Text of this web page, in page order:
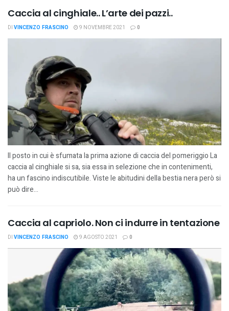
Caccia al cinghiale.. L’arte dei pazzi..
DI VINCENZO FRASCINO 9 NOVEMBRE 2021 0
Il posto in cui è sfumata la prima azione di caccia del pomeriggio La
caccia al cinghiale si sa, sia essa in selezione che in contenimenti,
ha un fascino indiscutibile. Viste le abitudini della bestia nera però si
può dire...
Caccia al capriolo. Non ci indurre in tentazione
DI VINCENZO FRASCINO 9 AGOSTO 2021 0